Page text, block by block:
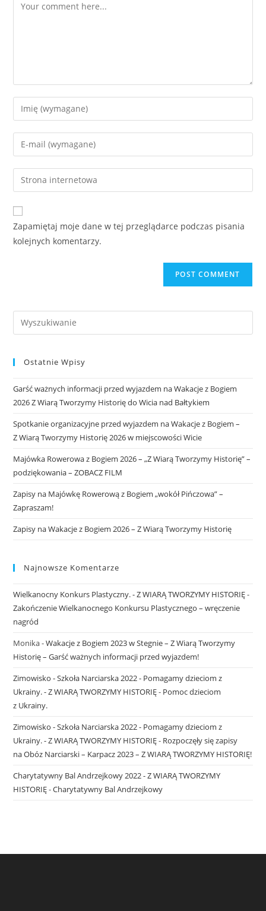
Zapamiętaj moje dane w tej przeglądarce podczas pisania
kolejnych komentarzy.
Ostatnie Wpisy
Garść ważnych informacji przed wyjazdem na Wakacje z Bogiem
2026 Z Wiarą Tworzymy Historię do Wicia nad Bałtykiem
Spotkanie organizacyjne przed wyjazdem na Wakacje z Bogiem –
Z Wiarą Tworzymy Historię 2026 w miejscowości Wicie
Majówka Rowerowa z Bogiem 2026 – „Z Wiarą Tworzymy Historię” –
podziękowania – ZOBACZ FILM
Zapisy na Majówkę Rowerową z Bogiem „wokół Pińczowa” –
Zapraszam!
Zapisy na Wakacje z Bogiem 2026 – Z Wiarą Tworzymy Historię
Najnowsze Komentarze
Wielkanocny Konkurs Plastyczny. - Z WIARĄ TWORZYMY HISTORIĘ-
Zakończenie Wielkanocnego Konkursu Plastycznego – wręczenie
nagród
Monika-Wakacje z Bogiem 2023 w Stegnie – Z Wiarą Tworzymy
Historię – Garść ważnych informacji przed wyjazdem!
Zimowisko - Szkoła Narciarska 2022 - Pomagamy dzieciom z
Ukrainy. - Z WIARĄ TWORZYMY HISTORIĘ- Pomoc dzieciom
z Ukrainy.
Zimowisko - Szkoła Narciarska 2022 - Pomagamy dzieciom z
Ukrainy. - Z WIARĄ TWORZYMY HISTORIĘ- Rozpoczęły się zapisy
na Obóz Narciarski – Karpacz 2023 – Z WIARĄ TWORZYMY HISTORIĘ!
Charytatywny Bal Andrzejkowy 2022 - Z WIARĄ TWORZYMY
HISTORIĘ-Charytatywny Bal Andrzejkowy